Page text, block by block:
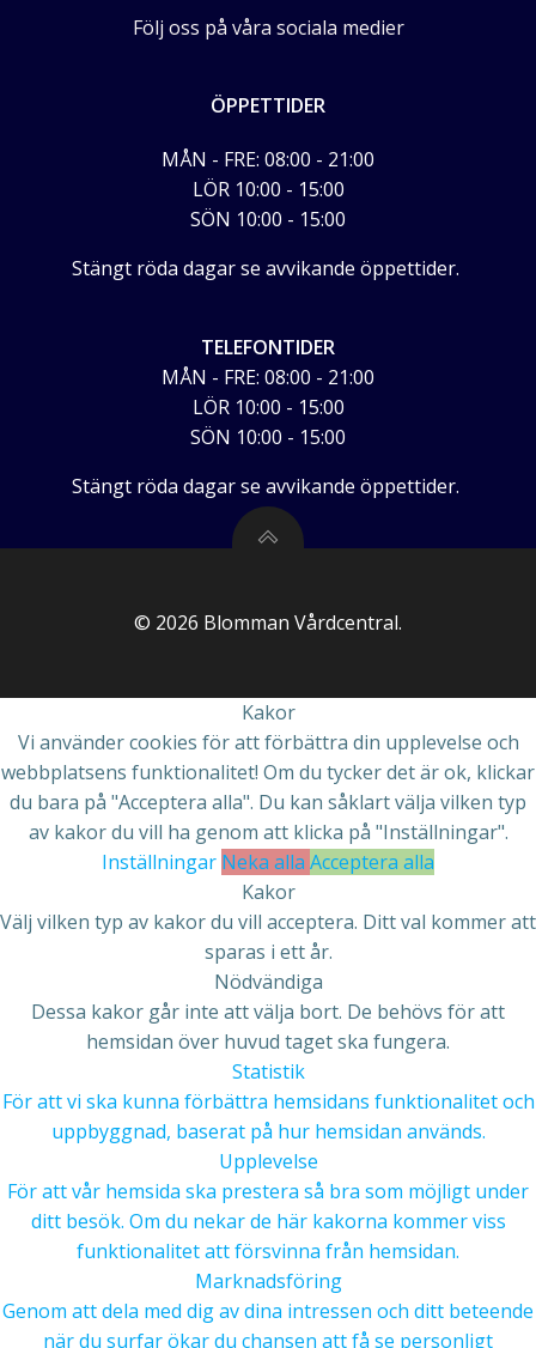
Följ oss på våra sociala medier
ÖPPETTIDER
MÅN - FRE: 08:00 - 21:00
LÖR 10:00 - 15:00
SÖN 10:00 - 15:00
Stängt röda dagar se avvikande öppettider.
TELEFONTIDER
MÅN - FRE: 08:00 - 21:00
LÖR 10:00 - 15:00
SÖN 10:00 - 15:00
Stängt röda dagar se avvikande öppettider.
© 2026 Blomman Vårdcentral.
Kakor
Vi använder cookies för att förbättra din upplevelse och
webbplatsens funktionalitet! Om du tycker det är ok, klickar
du bara på "Acceptera alla". Du kan såklart välja vilken typ
av kakor du vill ha genom att klicka på "Inställningar".
Inställningar Neka alla Acceptera alla
Kakor
Välj vilken typ av kakor du vill acceptera. Ditt val kommer att
sparas i ett år.
Nödvändiga
Dessa kakor går inte att välja bort. De behövs för att
hemsidan över huvud taget ska fungera.
Statistik
För att vi ska kunna förbättra hemsidans funktionalitet och
uppbyggnad, baserat på hur hemsidan används.
Upplevelse
För att vår hemsida ska prestera så bra som möjligt under
ditt besök. Om du nekar de här kakorna kommer viss
funktionalitet att försvinna från hemsidan.
Marknadsföring
Genom att dela med dig av dina intressen och ditt beteende
när du surfar ökar du chansen att få se personligt